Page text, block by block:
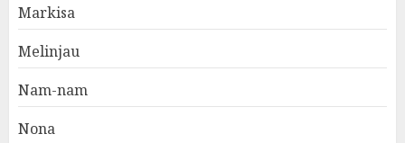
Markisa
Melinjau
Nam-nam
Nona